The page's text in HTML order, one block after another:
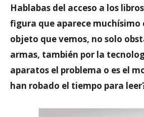
Hablabas del acceso a los
figura que aparece muchísimo
objeto que vemos, no solo
armas, también por la
aparatos el problema o es el
han robado el tiempo para